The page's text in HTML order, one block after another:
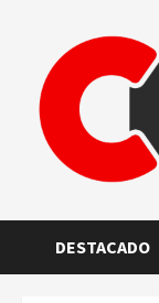
contenido
DESTACADO